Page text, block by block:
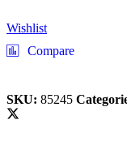
Wishlist
Compare
SKU: 85245